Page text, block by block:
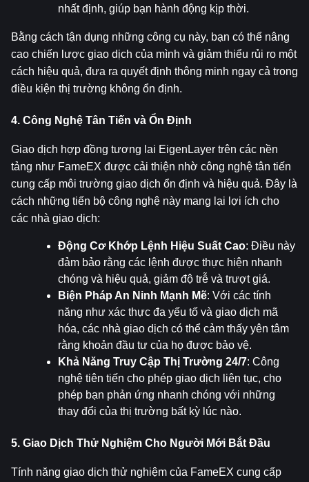
nhất định, giúp bạn hành động kịp thời.
Bằng cách tận dụng những công cụ này, bạn có thể nâng
cao chiến lược giao dịch của mình và giảm thiểu rủi ro một
cách hiệu quả, đưa ra quyết định thông minh ngay cả trong
điều kiện thị trường không ổn định.
4. Công Nghệ Tân Tiến và Ổn Định
Giao dịch hợp đồng tương lai EigenLayer trên các nền
tảng như FameEX được cải thiện nhờ công nghệ tân tiến
cung cấp môi trường giao dịch ổn định và hiệu quả. Đây là
cách những tiến bộ công nghệ này mang lại lợi ích cho
các nhà giao dịch:
Động Cơ Khớp Lệnh Hiệu Suất Cao: Điều này
đảm bảo rằng các lệnh được thực hiện nhanh
chóng và hiệu quả, giảm độ trễ và trượt giá.
Biện Pháp An Ninh Mạnh Mẽ: Với các tính
năng như xác thực đa yếu tố và giao dịch mã
hóa, các nhà giao dịch có thể cảm thấy yên tâm
rằng khoản đầu tư của họ được bảo vệ.
Khả Năng Truy Cập Thị Trường 24/7: Công
nghệ tiên tiến cho phép giao dịch liên tục, cho
phép bạn phản ứng nhanh chóng với những
thay đổi của thị trường bất kỳ lúc nào.
5. Giao Dịch Thử Nghiệm Cho Người Mới Bắt Đầu
Tính năng giao dịch thử nghiệm của FameEX cung cấp